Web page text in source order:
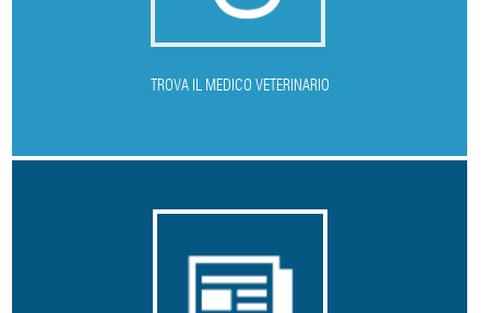
TROVA IL MEDICO VETERINARIO